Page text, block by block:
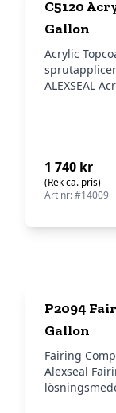
C5120
Gallon
Acrylic
ALEXSEAL
1 740 kr
(Rek ca. pris)
Art nr: #14009
P2094
Gallon
Fairing
Alexseal